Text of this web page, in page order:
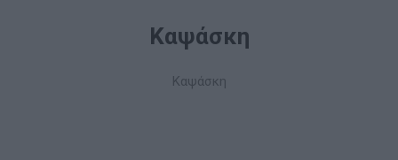
Καψάσκη
Καψάσκη